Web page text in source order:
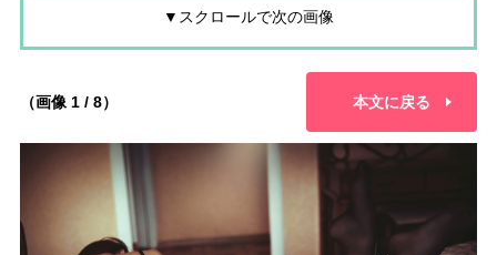
▼スクロールで次の画像
（画像 1 / 8） 本文に戻る